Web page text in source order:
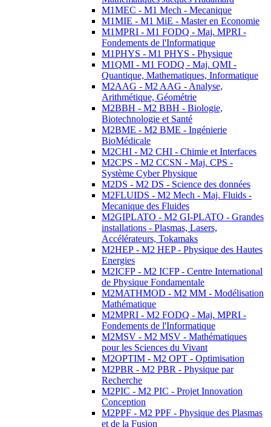
M1MEC - M1 Mech - Mecanique
M1MIE - M1 MiE - Master en Economie
M1MPRI - M1 FODQ - Maj. MPRI -
Fondements de l'Informatique
M1PHYS - M1 PHYS - Physique
M1QMI - M1 FODQ - Maj. QMI -
Quantique, Mathematiques, Informatique
M2AAG - M2 AAG - Analyse,
Arithmétique, Géométrie
M2BBH - M2 BBH - Biologie,
Biotechnologie et Santé
M2BME - M2 BME - Ingénierie
BioMédicale
M2CHI - M2 CHI - Chimie et Interfaces
M2CPS - M2 CCSN - Maj. CPS -
Système Cyber Physique
M2DS - M2 DS - Science des données
M2FLUIDS - M2 Mech - Maj. Fluids -
Mecanique des Fluides
M2GIPLATO - M2 GI-PLATO - Grandes
installations - Plasmas, Lasers,
Accélérateurs, Tokamaks
M2HEP - M2 HEP - Physique des Hautes
Energies
M2ICFP - M2 ICFP - Centre International
de Physique Fondamentale
M2MATHMOD - M2 MM - Modélisation
Mathématique
M2MPRI - M2 FODQ - Maj. MPRI -
Fondements de l'Informatique
M2MSV - M2 MSV - Mathématiques
pour les Sciences du Vivant
M2OPTIM - M2 OPT - Optimisation
M2PBR - M2 PBR - Physique par
Recherche
M2PIC - M2 PIC - Projet Innovation
Conception
M2PPF - M2 PPF - Physique des Plasmas
et de la Fusion